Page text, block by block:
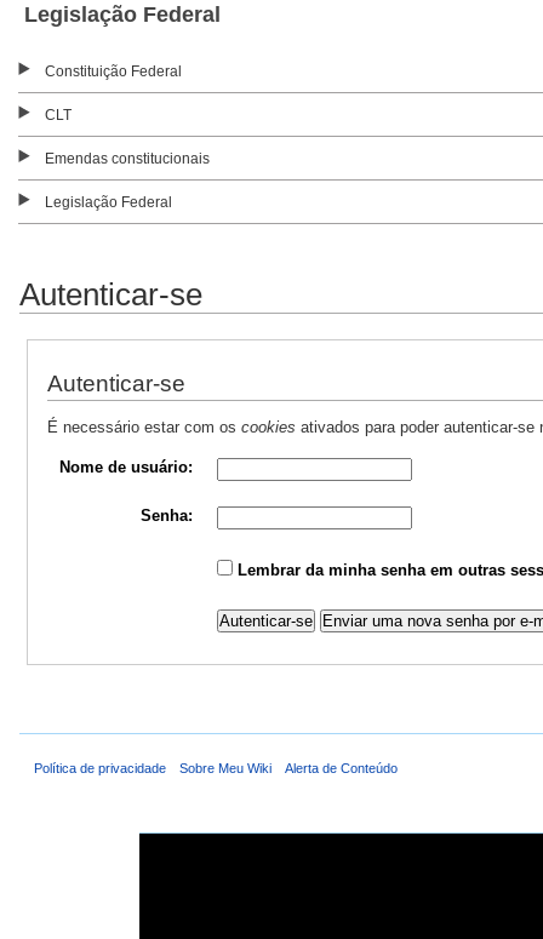
Legislação Federal
Constituição Federal
CLT
Emendas constitucionais
Legislação Federal
Autenticar-se
Autenticar-se
É necessário estar com os cookies ativados para poder autenticar-se
Nome de usuário:
Senha:
Lembrar da minha senha em outras
Política de privacidade Sobre Meu Wiki Alerta de Conteúdo